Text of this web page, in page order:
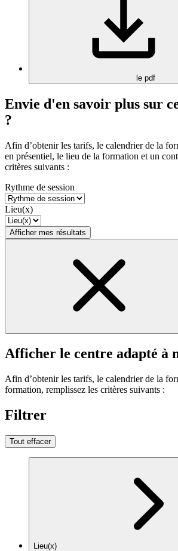
le pdf
Envie d'en savoir plus sur
?
Afin d’obtenir les tarifs, le calendrier de la
en présentiel, le lieu de la formation et un
critères suivants :
Rythme de session
Lieu(x)
Afficher mes résultats
Afficher le centre adapté à
Afin d’obtenir les tarifs, le calendrier de la
formation, remplissez les critères suivants :
Filtrer
Tout effacer
Lieu(x)